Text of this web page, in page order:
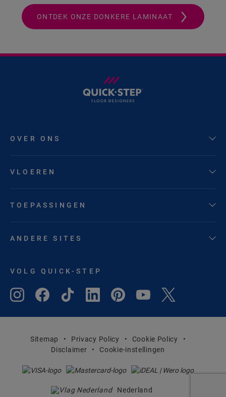
ONTDEK ONZE DONKERE LAMINAAT
OVER ONS
VLOEREN
TOEPASSINGEN
ANDERE SITES
VOLG QUICK-STEP
Sitemap Privacy Policy
Cookie Policy
Disclaimer
Cookie-instellingen
Nederland